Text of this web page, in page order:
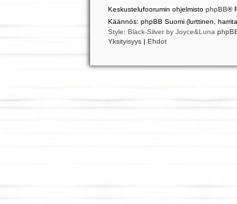
Keskustelufoorumin ohjelmisto phpBB®
Käännös: phpBB Suomi (lurttinen,
Style: Black-Silver by Joyce&Luna
Yksityisyys | Ehdot